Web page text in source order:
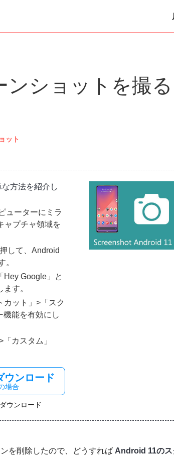
ンショットを撮る
ット
方法を紹介し
ューターにミラ
ャプチャ領域を
して、Android
。
Hey Google」と
す。
カット」>「スク
機能を有効にし
カスタム」
ウンロード
場合
ウンロード
を削除したので、どうすれば Android 11のス